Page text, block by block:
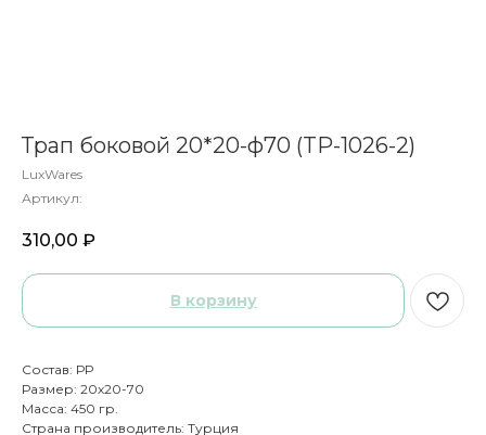
Трап боковой 20*20-ф70 (TP-1026-2)
LuxWares
Артикул:
310,00 ₽
В корзину
Состав: РР
Размер: 20х20-70
Масса: 450 гр.
Страна производитель: Турция